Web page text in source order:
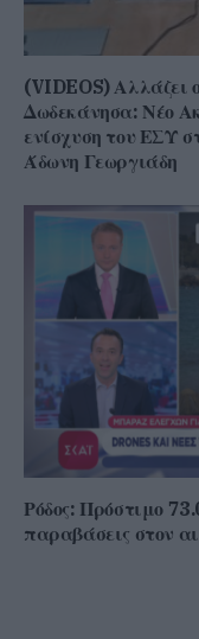
(VIDEOS) Αλλάζει
Δωδεκάνησα: Νέο
ενίσχυση του ΕΣΥ
Άδωνη Γεωργιάδη
Ρόδος: Πρόστιμο
παραβάσεις στον